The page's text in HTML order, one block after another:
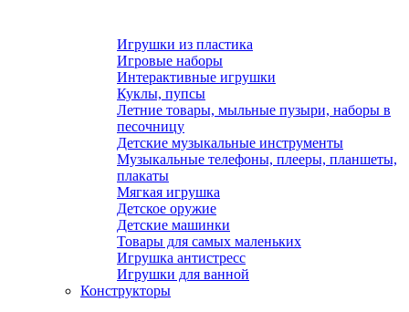
Игрушки из пластика
Игровые наборы
Интерактивные игрушки
Куклы, пупсы
Летние товары, мыльные пузыри, наборы в
песочницу
Детские музыкальные инструменты
Музыкальные телефоны, плееры, планшеты,
плакаты
Мягкая игрушка
Детское оружие
Детские машинки
Товары для самых маленьких
Игрушка антистресс
Игрушки для ванной
Конструкторы